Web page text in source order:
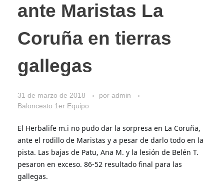
ante Maristas La
Coruña en tierras
gallegas
31 de marzo de 2018 por admin
Baloncesto 1er Equipo
El Herbalife m.i no pudo dar la sorpresa en La Coruña,
ante el rodillo de Maristas y a pesar de darlo todo en la
pista. Las bajas de Patu, Ana M. y la lesión de Belén T.
pesaron en exceso. 86-52 resultado final para las
gallegas.